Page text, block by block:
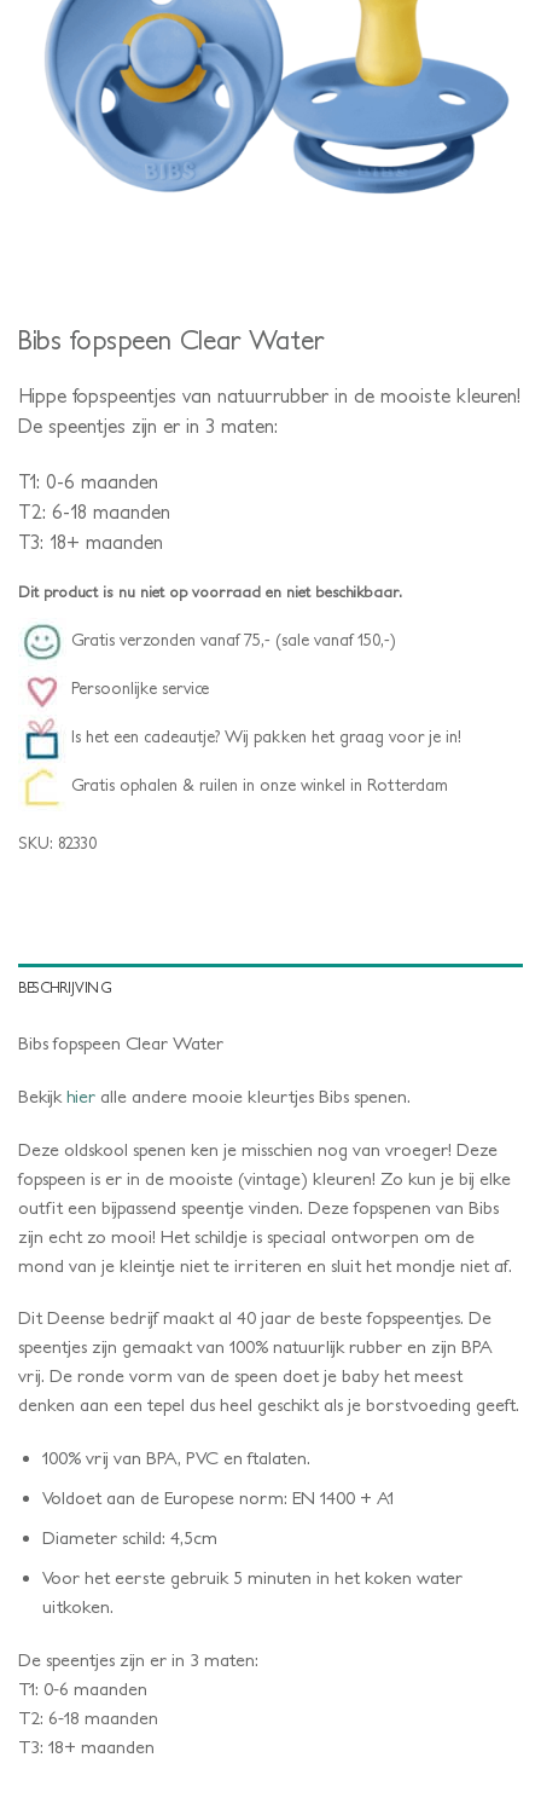
Bibs fopspeen Clear Water
Hippe fopspeentjes van natuurrubber in de mooiste kleuren!
De speentjes zijn er in 3 maten:
T1: 0-6 maanden
T2: 6-18 maanden
T3: 18+ maanden
Dit product is nu niet op voorraad en niet beschikbaar.
Gratis verzonden vanaf 75,- (sale vanaf 150,-)
Persoonlijke service
Is het een cadeautje? Wij pakken het graag voor je in!
Gratis ophalen & ruilen in onze winkel in Rotterdam
SKU: 82330
BESCHRIJVING
Bibs fopspeen Clear Water
Bekijk hier alle andere mooie kleurtjes Bibs spenen.
Deze oldskool spenen ken je misschien nog van vroeger! Deze
fopspeen is er in de mooiste (vintage) kleuren! Zo kun je bij elke
outfit een bijpassend speentje vinden. Deze fopspenen van Bibs
zijn echt zo mooi! Het schildje is speciaal ontworpen om de
mond van je kleintje niet te irriteren en sluit het mondje niet af.
Dit Deense bedrijf maakt al 40 jaar de beste fopspeentjes. De
speentjes zijn gemaakt van 100% natuurlijk rubber en zijn BPA
vrij. De ronde vorm van de speen doet je baby het meest
denken aan een tepel dus heel geschikt als je borstvoeding geeft.
100% vrij van BPA, PVC en ftalaten.
Voldoet aan de Europese norm: EN 1400 + A1
Diameter schild: 4,5cm
Voor het eerste gebruik 5 minuten in het koken water
uitkoken.
De speentjes zijn er in 3 maten:
T1: 0-6 maanden
T2: 6-18 maanden
T3: 18+ maanden